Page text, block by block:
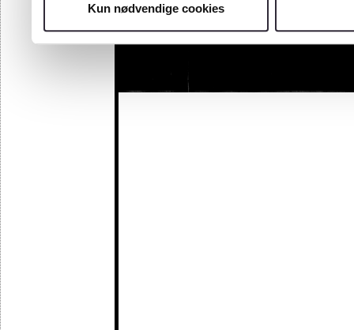
Kun nødvendige cookies